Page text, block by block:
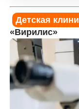
Детская
«Вирилис»